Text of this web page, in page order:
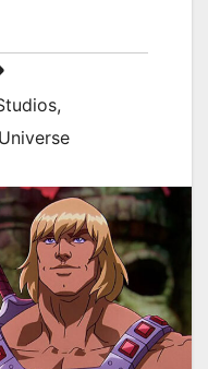
,